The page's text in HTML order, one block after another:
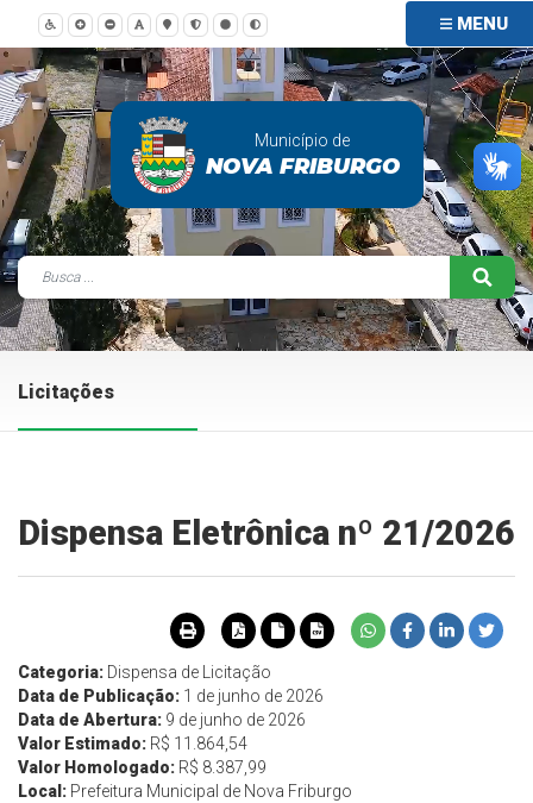
MENU
Município de
NOVA FRIBURGO
Licitações
Dispensa Eletrônica nº 21/2026
Categoria: Dispensa de Licitação
Data de Publicação: 1 de junho de 2026
Data de Abertura: 9 de junho de 2026
Valor Estimado: R$ 11.864,54
Valor Homologado: R$ 8.387,99
Local: Prefeitura Municipal de Nova Friburgo